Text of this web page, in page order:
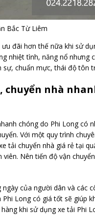
Bắc Từ Liêm
đãi hơn thế nữa khi sử
nhiệt tình, năng nổ nhưng
sự, chuẩn mực, thái độ tôn
chuyển nhà
chóng do Phi Long có
Với một quy trình
tải chuyển nhà giá rẻ tại
Nên tiến độ vận
của người dân và các
Phi Long có giá tốt sẽ giúp
khi sử dụng xe tải Phi